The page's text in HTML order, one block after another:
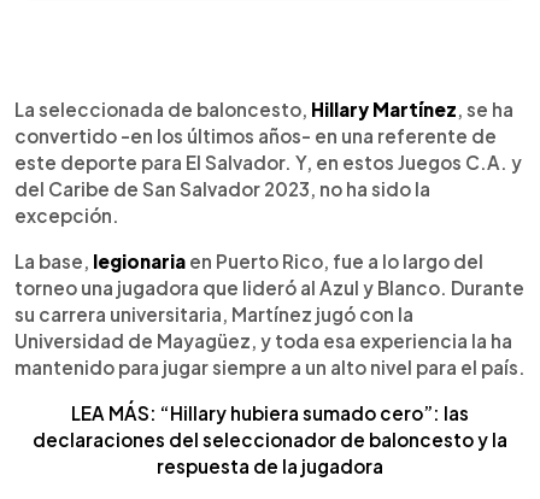
Escuchar artículo
La seleccionada de baloncesto, Hillary Martínez, se ha
convertido -en los últimos años- en una referente de
este deporte para El Salvador. Y, en estos Juegos C.A. y
del Caribe de San Salvador 2023, no ha sido la
excepción.
La base, legionaria en Puerto Rico, fue a lo largo del
torneo una jugadora que lideró al Azul y Blanco. Durante
su carrera universitaria, Martínez jugó con la
Universidad de Mayagüez, y toda esa experiencia la ha
mantenido para jugar siempre a un alto nivel para el país.
LEA MÁS: “Hillary hubiera sumado cero”: las
declaraciones del seleccionador de baloncesto y la
respuesta de la jugadora